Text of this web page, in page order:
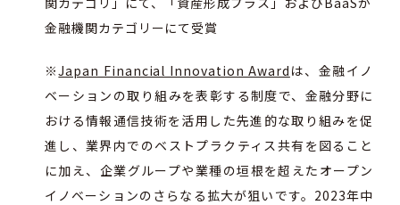
金融機関カテゴリーにて受賞
※Japan Financial Innovation Award は、金融イノ
ベーションの取り組みを表彰する制度で、金融分野に
おける情報通信技術を活用した先進的な取り組みを促
進し、業界内でのベストプラクティス共有を図ること
に加え、企業グループや業種の垣根を超えたオープン
イノベーションのさらなる拡大が狙いです。 2023年中